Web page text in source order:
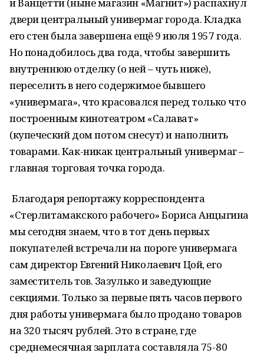
двери центральный универмаг города. Кладка
его стен была завершена ещё 9 июля 1957 года.
Но понадобилось два года, чтобы завершить
внутреннюю отделку (о ней – чуть ниже),
переселить в него содержимое бывшего
«универмага», что красовался перед только что
построенным кинотеатром «Салават»
(купеческий дом потом снесут) и наполнить
товарами. Как-никак центральный универмаг –
главная торговая точка города.
Благодаря репортажу корреспондента
«Стерлитамакского рабочего» Бориса Анцыгина
мы сегодня знаем, что в тот день первых
покупателей встречали на пороге универмага
сам директор Евгений Николаевич Цой, его
заместитель тов. Зазулько и заведующие
секциями. Только за первые пять часов первого
дня работы универмага было продано товаров
на 320 тысяч рублей. Это в стране, где
среднемесячная зарплата составляла 75-80